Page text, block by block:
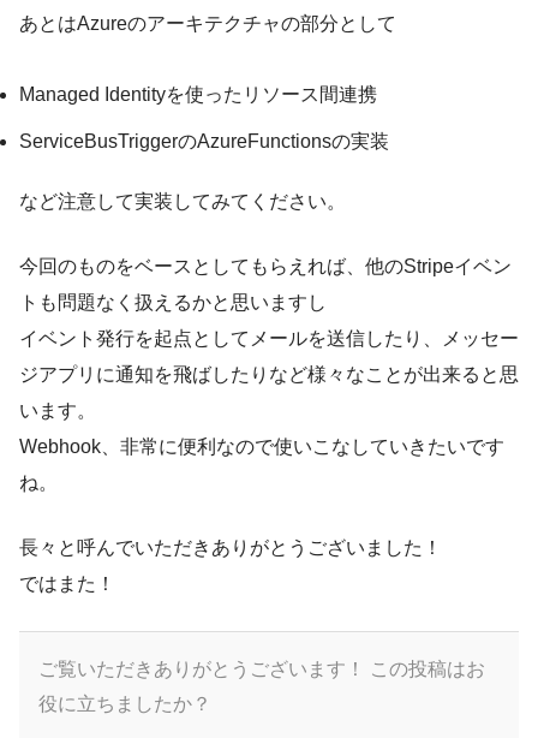
あとはAzureのアーキテクチャの部分として
Managed Identityを使ったリソース間連携
ServiceBusTriggerのAzureFunctionsの実装
など注意して実装してみてください。
今回のものをベースとしてもらえれば、他のStripeイベン
トも問題なく扱えるかと思いますし
イベント発行を起点としてメールを送信したり、メッセー
ジアプリに通知を飛ばしたりなど様々なことが出来ると思
います。
Webhook、非常に便利なので使いこなしていきたいです
ね。
長々と呼んでいただきありがとうございました！
ではまた！
ご覧いただきありがとうございます！
この投稿はお
役に立ちましたか？